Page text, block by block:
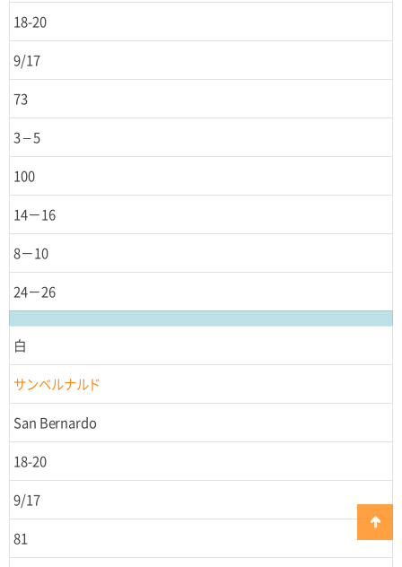
18-20
9/17
73
3 – 5
100
14－16
8－10
24－26
白
サンベルナルド
San Bernardo
18-20
9/17
81